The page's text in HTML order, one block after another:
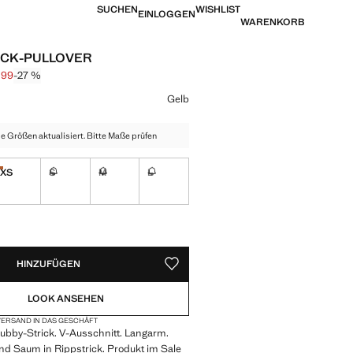
SUCHENEINLOGGENWISHLIST
WARENKORB
PULLOVER
durchgestrichen [€ 29,99 ]
[€ 21,99 ]
-27 %
Farbe
Gelb
Größen aktualisiert. Bitte Maße prüfen
XS
Nur wenige verfügbar!
S M L
HINZUFÜGEN ALS FAVORIT SPEICHERN
LOOK ANSEHEN
IN DAS GESCHÄFT
Strick. V-Ausschnitt. Langarm.
Saum in Rippstrick. Produkt im Sale